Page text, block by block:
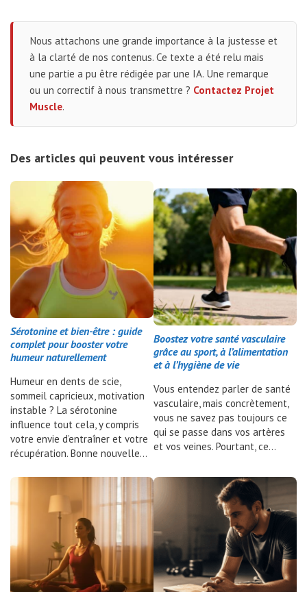
Nous attachons une grande importance à la justesse et
à la clarté de nos contenus. Ce texte a été relu mais
une partie a pu être rédigée par une IA. Une remarque
ou un correctif à nous transmettre ? Contactez Projet
Muscle.
Des articles qui peuvent vous intéresser
Sérotonine et bien-être : guide
complet pour booster votre
humeur naturellement
Humeur en dents de scie,
sommeil capricieux, motivation
instable ? La sérotonine
influence tout cela, y compris
votre envie d’entraîner et votre
récupération. Bonne nouvelle…
Boostez votre santé vasculaire
grâce au sport, à l’alimentation
et à l’hygiène de vie
Vous entendez parler de santé
vasculaire, mais concrètement,
vous ne savez pas toujours ce
qui se passe dans vos artères
et vos veines. Pourtant, ce…